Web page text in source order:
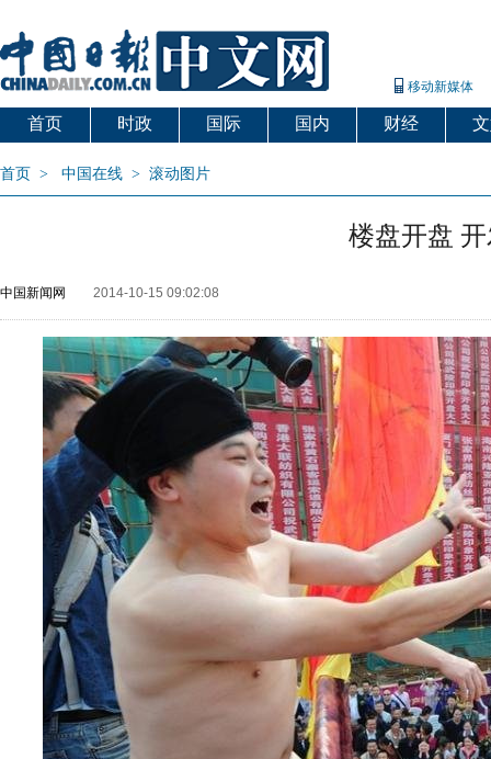
移动新媒体
首页 时政 国际 国内 财经
首页 > 中国在线 > 滚动图片
楼盘开盘
中国新闻网 2014-10-15 09:02:08